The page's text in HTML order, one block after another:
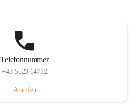
Telefonnummer
+43 5523 64712
Anrufen